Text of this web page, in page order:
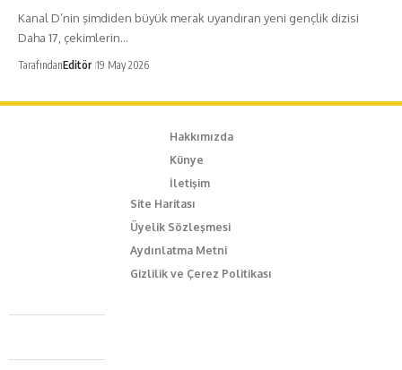
Kanal D’nin şimdiden büyük merak uyandıran yeni gençlik dizisi
Daha 17, çekimlerin…
TarafındanEditör 19 May 2026
Hakkımızda
Künye
İletişim
Site Haritası
Üyelik Sözleşmesi
Aydınlatma Metni
Gizlilik ve Çerez Politikası
Caferağa Mah. Dr. Şakir Paşa Sok. No3/A Kadıköy İstanbul
+90 543 345 46 00